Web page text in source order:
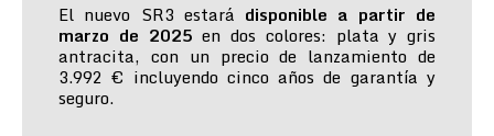
El nuevo SR3 estará disponible a partir de
marzo de 2025 en dos colores: plata y gris
antracita, con un precio de lanzamiento de
3.992 € incluyendo cinco años de garantía y
seguro.